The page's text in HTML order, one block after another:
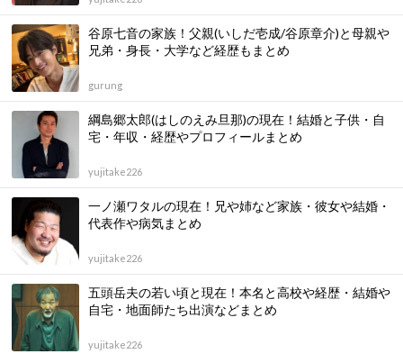
谷原七音の家族！父親(いしだ壱成/谷原章介)と母親や
兄弟・身長・大学など経歴もまとめ
gurung
綱島郷太郎(はしのえみ旦那)の現在！結婚と子供・自
宅・年収・経歴やプロフィールまとめ
yujitake226
一ノ瀬ワタルの現在！兄や姉など家族・彼女や結婚・
代表作や病気まとめ
yujitake226
五頭岳夫の若い頃と現在！本名と高校や経歴・結婚や
自宅・地面師たち出演などまとめ
yujitake226